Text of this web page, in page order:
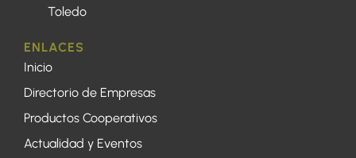
Toledo
ENLACES
Inicio
Directorio de Empresas
Productos Cooperativos
Actualidad y Eventos